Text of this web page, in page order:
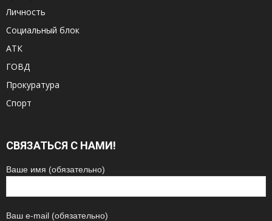
Личность
Социальный блок
АТК
ГОВД
Прокуратура
Спорт
СВЯЗАТЬСЯ С НАМИ!
Ваше имя (обязательно)
Ваш e-mail (обязательно)